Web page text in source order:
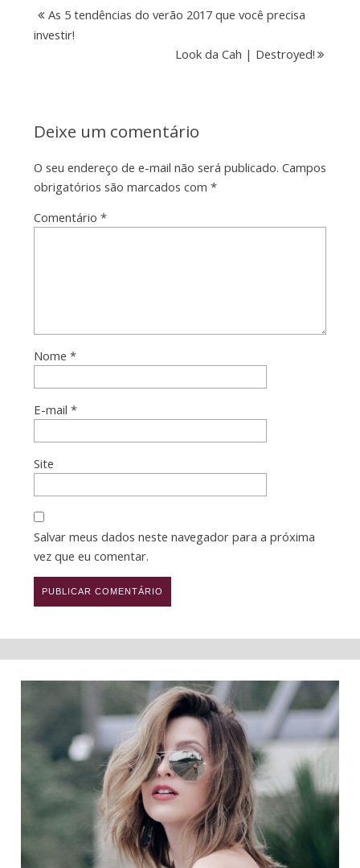
As 5 tendências do verão 2017 que você precisa
investir!
Look da Cah | Destroyed!
Deixe um comentário
O seu endereço de e-mail não será publicado. Campos
obrigatórios são marcados com *
Comentário *
Nome *
E-mail *
Site
Salvar meus dados neste navegador para a próxima
vez que eu comentar.